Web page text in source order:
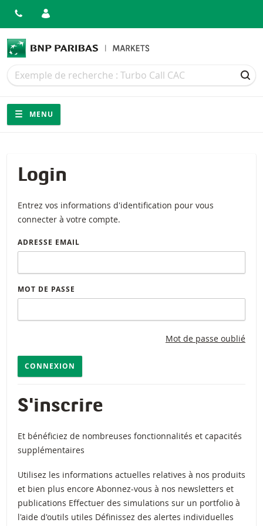
Recherche
Recherche
Navigation
Navigation sur le site
MENU
Login
Entrez vos informations d'identification pour vous
connecter à votre compte.
ADRESSE EMAIL
MOT DE PASSE
Mot de passe oublié
CONNEXION
S'inscrire
Et bénéficiez de nombreuses fonctionnalités et capacités
supplémentaires
Utilisez les informations actuelles relatives à nos produits
et bien plus encore Abonnez-vous à nos newsletters et
publications Effectuer des simulations sur un portfolio à
l'aide d'outils utiles Définissez des alertes individuelles